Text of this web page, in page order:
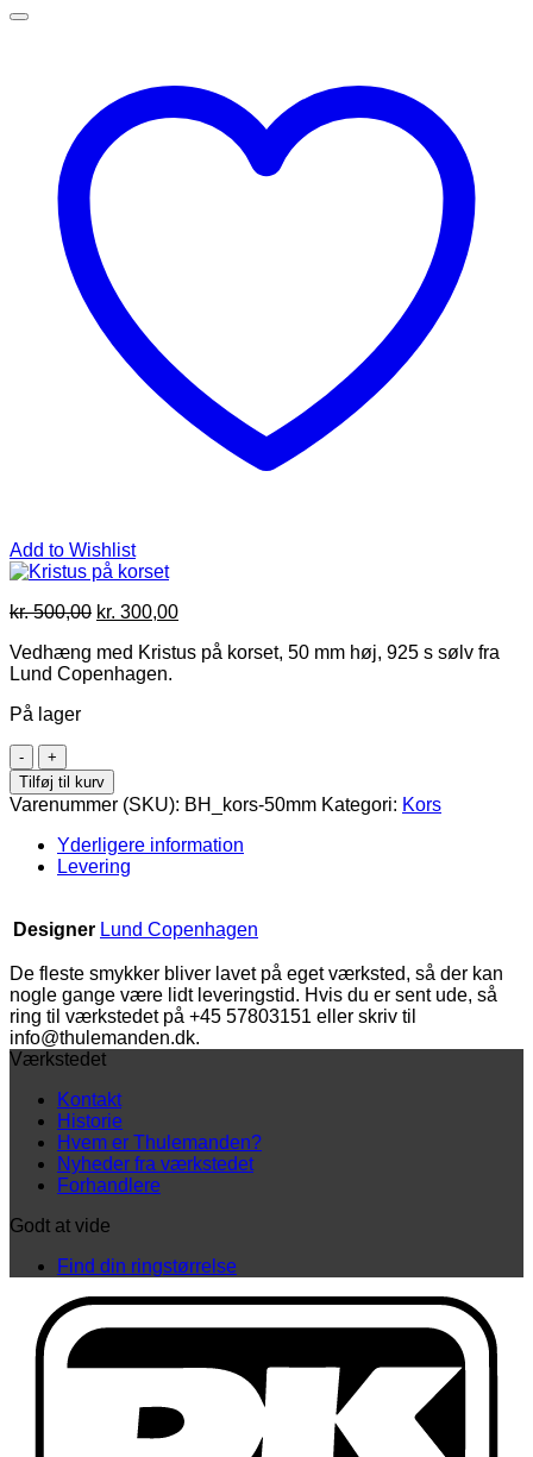
Add to Wishlist
kr.500,00 Den
pris
var:
kr. 300,00Den
pris
Vedhæng med Kristus på korset, 50 mm høj, 925 s sølv fra
Lund Copenhagen.
På lager
Kristus
på
korset
antal
Tilføj til kurv
Varenummer (SKU): BH_kors-50mm Kategori: Kors
Yderligere information
Levering
Designer Lund Copenhagen
De fleste smykker bliver lavet på eget værksted, så der kan
nogle gange være lidt leveringstid. Hvis du er sent ude, så
ring til værkstedet på +45 57803151 eller skriv til
info@thulemanden.dk.
Værkstedet
Kontakt
Historie
Hvem er Thulemanden?
Nyheder fra værkstedet
Forhandlere
Godt at vide
Find din ringstørrelse